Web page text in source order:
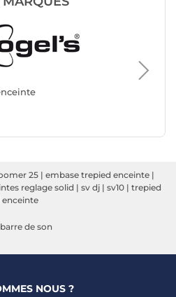
Pied &
Kef
25 | embase trepied enceinte |
reglage solid | sv dj | sv10 | trepied
de son
NOUS ?